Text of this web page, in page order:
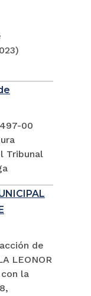
00
Tribunal
de
LEONOR
con la